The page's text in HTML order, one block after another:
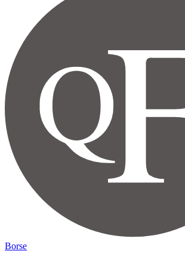
Borse